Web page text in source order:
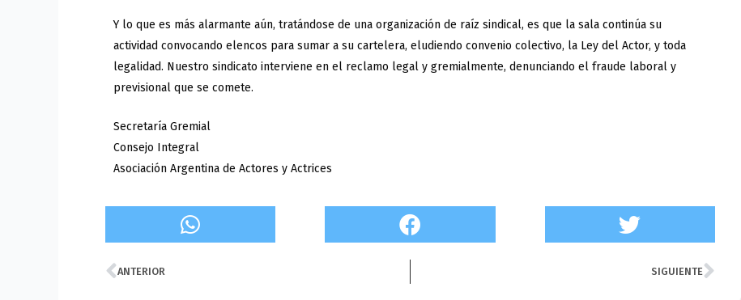
Y lo que es más alarmante aún, tratándose de una organización de raíz sindical, es que la sala continúa su
actividad convocando elencos para sumar a su cartelera, eludiendo convenio colectivo, la Ley del Actor, y toda
legalidad. Nuestro sindicato interviene en el reclamo legal y gremialmente, denunciando el fraude laboral y
previsional que se comete.
Secretaría Gremial
Consejo Integral
Asociación Argentina de Actores y Actrices
Prev
ANTERIOR SIGUIENTENext